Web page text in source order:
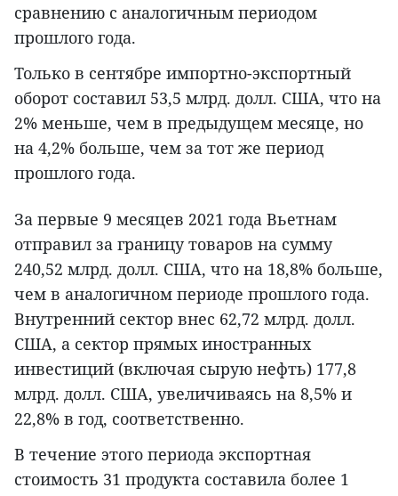
сравнению с аналогичным периодом
прошлого года.
Только в сентябре импортно-экспортный
оборот составил 53,5 млрд. долл. США, что на
2% меньше, чем в предыдущем месяце, но
на 4,2% больше, чем за тот же период
прошлого года.
За первые 9 месяцев 2021 года Вьетнам
отправил за границу товаров на сумму
240,52 млрд. долл. США, что на 18,8% больше,
чем в аналогичном периоде прошлого года.
Внутренний сектор внес 62,72 млрд. долл.
США, а сектор прямых иностранных
инвестиций (включая сырую нефть) 177,8
млрд. долл. США, увеличиваясь на 8,5% и
22,8% в год, соответственно.
В течение этого периода экспортная
стоимость 31 продукта составила более 1